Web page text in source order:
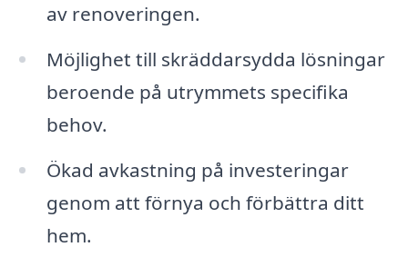
av renoveringen.
Möjlighet till skräddarsydda lösningar
beroende på utrymmets specifika
behov.
Ökad avkastning på investeringar
genom att förnya och förbättra ditt
hem.